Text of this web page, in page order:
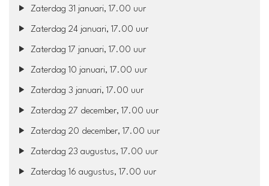
Zaterdag 31 januari, 17.00 uur
Zaterdag 24 januari, 17.00 uur
Zaterdag 17 januari, 17.00 uur
Zaterdag 10 januari, 17.00 uur
Zaterdag 3 januari, 17.00 uur
Zaterdag 27 december, 17.00 uur
Zaterdag 20 december, 17.00 uur
Zaterdag 23 augustus, 17.00 uur
Zaterdag 16 augustus, 17.00 uur